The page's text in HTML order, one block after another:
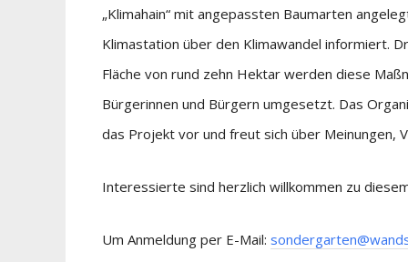
„Klimahain“ mit angepassten Baumarten
Klimastation über den Klimawandel informiert.
Fläche von rund zehn Hektar werden diese
Bürgerinnen und Bürgern umgesetzt. Das
das Projekt vor und freut sich über Meinungen,
Interessierte sind herzlich willkommen zu
Um Anmeldung per E-Mail: